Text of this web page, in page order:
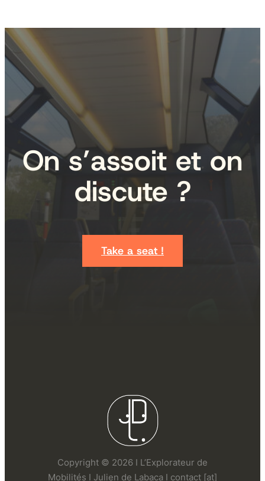
On s’assoit et on
discute ?
Take a seat !
Copyright © 2026 I L’Explorateur de
Mobilités I Julien de Labaca I contact [at]